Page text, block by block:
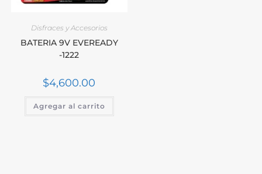
Disfraces y Accesorios
BATERIA 9V EVEREADY
-1222
$4,600.00
Agregar al carrito